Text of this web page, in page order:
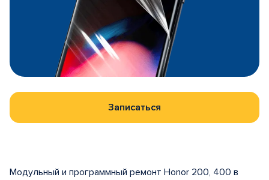
Записаться
Модульный и программный ремонт Honor 200, 400 в